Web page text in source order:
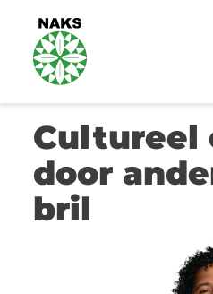
Cultureel
door
bril